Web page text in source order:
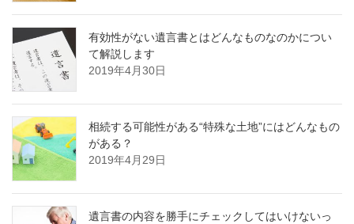
有効性がない遺言書とはどんなものなのかについ
て解説します
2019年4月30日
相続する可能性がある“特殊な土地”にはどんなもの
がある？
2019年4月29日
遺言書の内容を勝手にチェックしてはいけないっ